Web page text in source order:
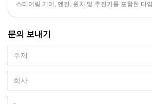
스티어링 기어, 엔진, 윈치 및 추진기를 포함한 다
어를 제공하도록 설계되었습니다. 안전, 효율성 및
그램을 이해하는 것이 중요합니다.
문의 보내기